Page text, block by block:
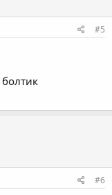
#5
#6